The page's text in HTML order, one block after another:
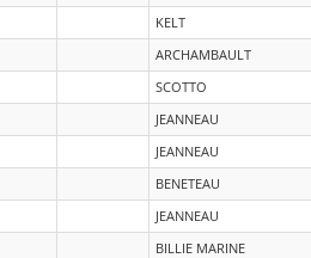
KELT
ARCHAMBAULT
SCOTTO
JEANNEAU
JEANNEAU
BENETEAU
JEANNEAU
BILLIE MARINE